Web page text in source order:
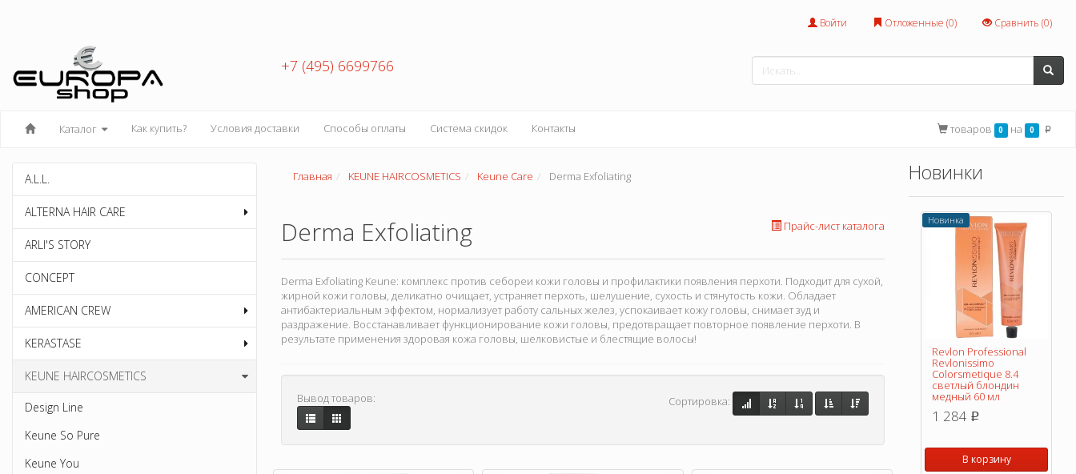
Войти Отложенные (0) Сравнить (0)
+7 (495) 6699766
Каталог Как купить? Условия доставки Способы оплаты Система скидок Контакты товаров 0 на 0 p
A.L.L.
ALTERNA HAIR CARE
ARLI'S STORY
CONCEPT
AMERICAN CREW
KERASTASE
KEUNE HAIRCOSMETICS
Design Line
Keune So Pure
Keune You
Главная KEUNE HAIRCOSMETICS Keune Care Derma Exfoliating
Прайс-лист каталога
Derma Exfoliating
Derma Exfoliating Keune: комплекс против себореи кожи головы и профилактики появления перхоти. Подходит для сухой,
жирной кожи головы, деликатно очищает, устраняет перхоть, шелушение, сухость и стянутость кожи. Обладает
антибактериальным эффектом, нормализует работу сальных желез, успокаивает кожу головы, снимает зуд и
раздражение. Восстанавливает функционирование кожи головы, предотвращает повторное появление перхоти. В
результате применения здоровая кожа головы, шелковистые и блестящие волосы!
Вывод товаров: Сортировка:
Новинки
Новинка
Revlon Professional
Revlonissimo
Colorsmetique 8.4
светлый блондин
медный 60 мл
1 284 p
В корзину